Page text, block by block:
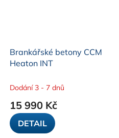
Brankářské betony CCM
Heaton INT
Dodání 3 - 7 dnů
15 990 Kč
DETAIL